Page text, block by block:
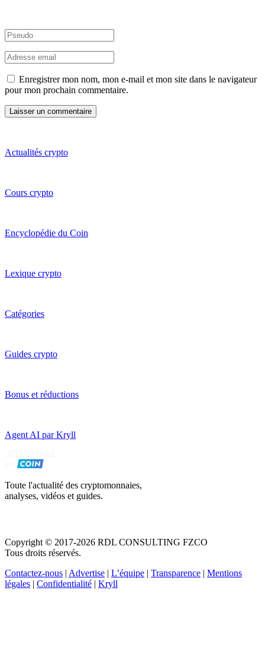
Enregistrer mon nom, mon e-mail et mon site dans le navigateur
pour mon prochain commentaire.
Actualités crypto
Cours crypto
Encyclopédie du Coin
Lexique crypto
Catégories
Guides crypto
Bonus et réductions
Agent AI par Kryll
Toute l'actualité des cryptomonnaies,
analyses, vidéos et guides.
Copyright © 2017-2026 RDL CONSULTING FZCO
Tous droits réservés.
Contactez-nous Advertise L’équipe Transparence
Mentions
légales
Confidentialité Kryll